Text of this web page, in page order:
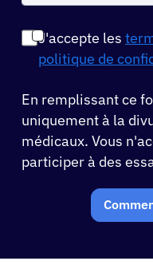
J'accepte les
politique de
En remplissant ce
uniquement à la
médicaux. Vous
participer à des